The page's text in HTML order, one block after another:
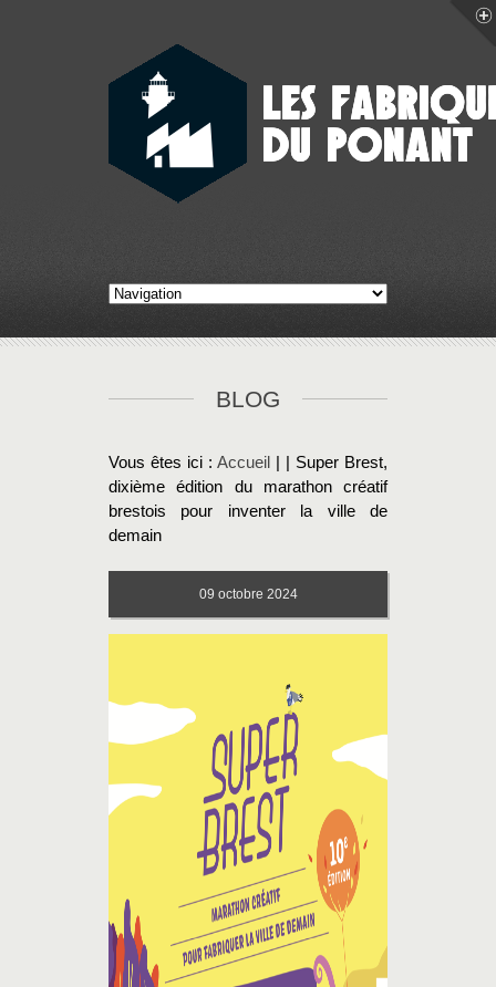
BLOG
Vous êtes ici : Accueil
| | Super Brest,
dixième édition du marathon créatif
brestois pour inventer la ville de
demain
09 octobre 2024